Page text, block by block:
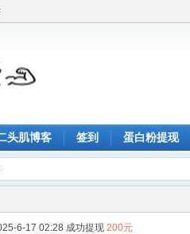
头肌博客 签到 蛋白粉提现
6-17 02:28 成功提现 200元